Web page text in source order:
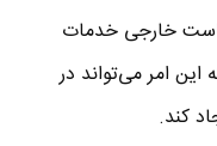
خارجی خدمات
این امر می‌تواند در
کند.